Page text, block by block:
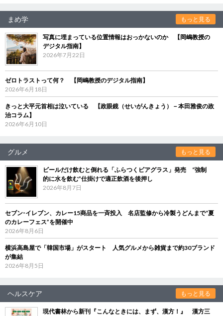
まめ学 もっと見る
写真に埋まっている位置情報はおっかないのか 【岡嶋教授の
デジタル指南】
2026年7月22日
ゼロトラストって何？ 【岡嶋教授のデジタル指南】
2026年6月18日
きっと大平元首相は泣いている 【政眼鏡（せいがんきょう）－本田雅俊の政
治コラム】
2026年6月10日
グルメ もっと見る
ビールだけ飲むと倒れる「ふらつくビアグラス」発売 “強制
的に水を飲む”仕掛けで適正飲酒を後押し
2026年8月7日
セブン‐イレブン、カレー15商品を一斉投入 名店監修から冷製うどんまで“夏
のカレーフェス”を開催中
2026年8月6日
横浜高島屋で「韓国市場」がスタート 人気グルメから雑貨まで約30ブランド
が集結
2026年8月5日
ヘルスケア もっと見る
現代書林から新刊『こんなときには、まず、漢方！』 漢方三